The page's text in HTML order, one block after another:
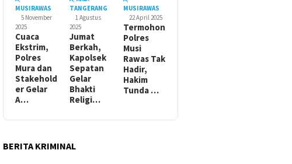
MUSIRAWAS
5 November
2025
Cuaca
Ekstrim,
Polres
Mura dan
Stakehold
er Gelar
A…
TANGERANG
1 Agustus
2025
Jumat
Berkah,
Kapolsek
Sepatan
Gelar
Bhakti
Religi…
MUSIRAWAS
22 April 2025
Termohon
Polres
Musi
Rawas Tak
Hadir,
Hakim
Tunda …
BERITA KRIMINAL